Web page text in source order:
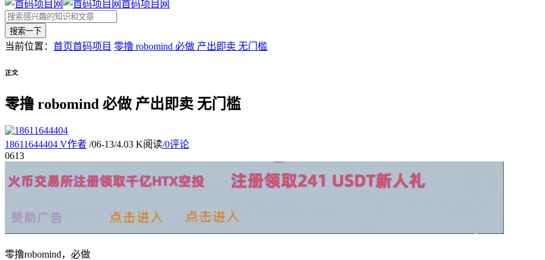
首码项目网
搜索一下
当前位置： 首页首码项目 零撸 robomind 必做 产出即卖 无门槛
正文
零撸 robomind 必做 产出即卖 无门槛
18611644404 V作者 /06-13/4.03 K阅读/0评论
0613
零撸robomind，必做